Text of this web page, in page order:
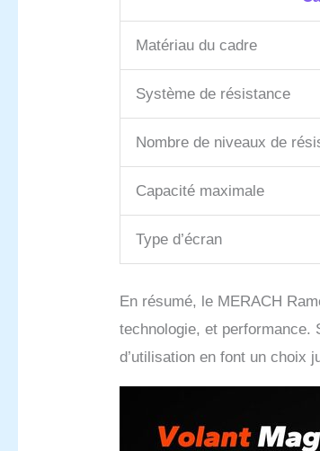
Matériau du cadre
Système de résistance
Nombre de niveaux de
Capacité maximale
Type d’écran
En résumé, le MERACH
technologie, et
d’utilisation en font un choix